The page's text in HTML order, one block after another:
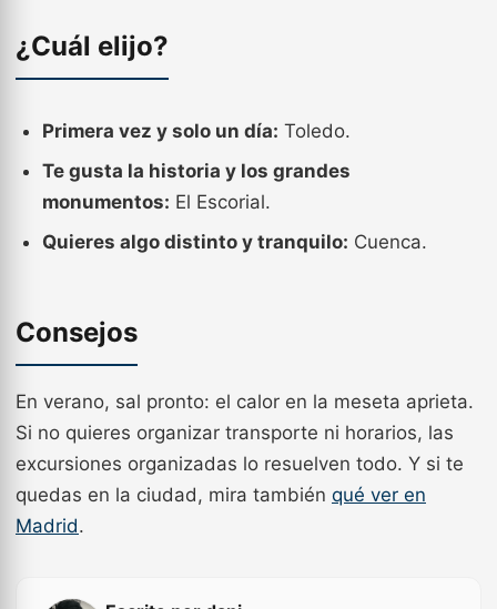
¿Cuál elijo?
Primera vez y solo un día: Toledo.
Te gusta la historia y los grandes
monumentos: El Escorial.
Quieres algo distinto y tranquilo: Cuenca.
Consejos
En verano, sal pronto: el calor en la meseta aprieta.
Si no quieres organizar transporte ni horarios, las
excursiones organizadas lo resuelven todo. Y si te
quedas en la ciudad, mira también qué ver en
Madrid.